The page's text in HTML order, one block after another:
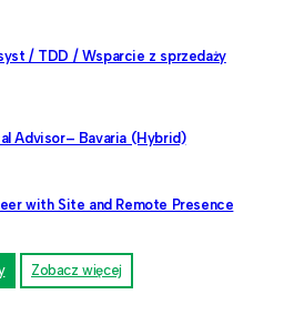
/ TDD / Wsparcie z sprzedaży
Advisor– Bavaria (Hybrid)
with Site and Remote Presence
Zobacz więcej